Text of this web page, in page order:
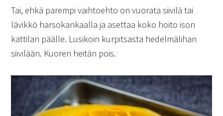
Tai, ehkä parempi vaihtoehto on vuorata siivilä tai
lävikkö harsokankaalla ja asettaa koko hoito ison
kattilan päälle. Lusikoin kurpitsasta hedelmälihan
siivilään. Kuoren heitän pois.